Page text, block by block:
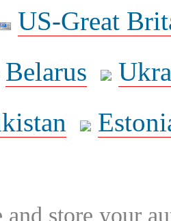
US-Great
Belarus
and store your